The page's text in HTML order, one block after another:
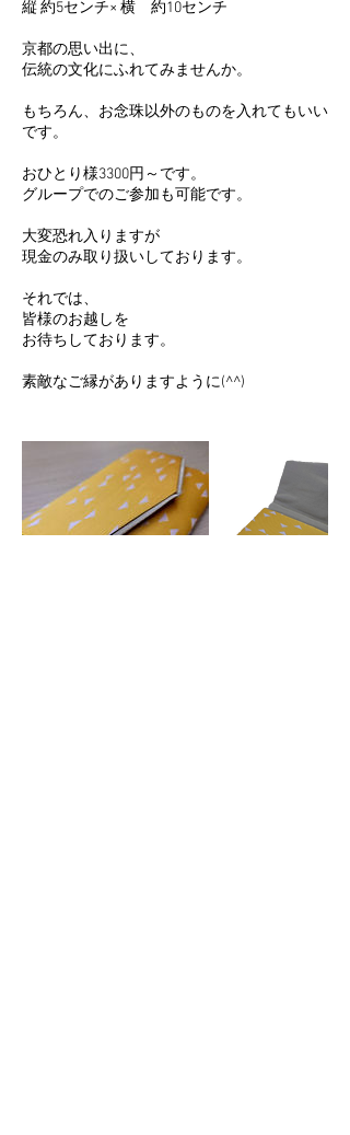
縦 約5センチ× 横 約10センチ
京都の思い出に、
伝統の文化にふれてみませんか。
もちろん、お念珠以外のものを入れてもいい
です。
おひとり様3300円～です。
グループでのご参加も可能です。
大変恐れ入りますが
現金のみ取り扱いしております。
それでは、
皆様のお越しを
お待ちしております。